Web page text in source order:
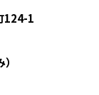
外部に委託す
あります。当
な個人情報保
124-1